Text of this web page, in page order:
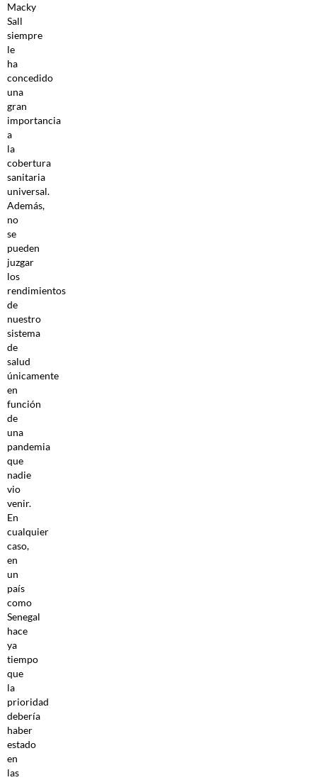
Macky
Sall
siempre
le
ha
concedido
una
gran
importancia
a
la
cobertura
sanitaria
universal.
Además,
no
se
pueden
juzgar
los
rendimientos
de
nuestro
sistema
de
salud
únicamente
en
función
de
una
pandemia
que
nadie
vio
venir.
En
cualquier
caso,
en
un
país
como
Senegal
hace
ya
tiempo
que
la
prioridad
debería
haber
estado
en
las